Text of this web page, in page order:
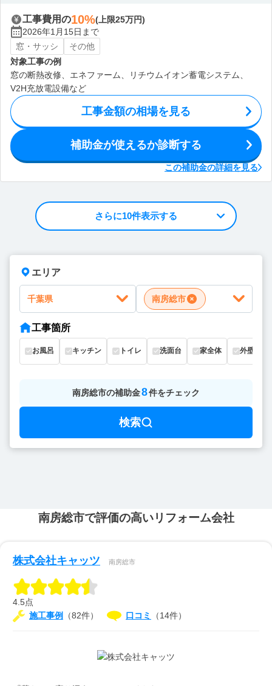
工事費用の10%(上限25万円)
2026年1月15日まで
窓・サッシ
その他
対象工事の例
窓の断熱改修、エネファーム、リチウムイオン蓄電システム、
V2H充放電設備など
工事金額の相場を見る
補助金が使えるか診断する
この補助金の詳細を見る
さらに10件表示する
エリア
千葉県 南房総市
工事箇所
お風呂 キッチン トイレ 洗面台 家全体 外壁
南房総市の補助金8件をチェック
検索
南房総市で評価の高いリフォーム会社
株式会社キャッツ 南房総市
4.5点
施工事例
（82件） 口コミ （14件）